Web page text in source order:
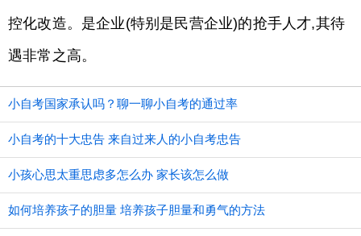
控化改造。是企业(特别是民营企业)的抢手人才,其待
遇非常之高。
小自考国家承认吗？聊一聊小自考的通过率
小自考的十大忠告 来自过来人的小自考忠告
小孩心思太重思虑多怎么办 家长该怎么做
如何培养孩子的胆量 培养孩子胆量和勇气的方法